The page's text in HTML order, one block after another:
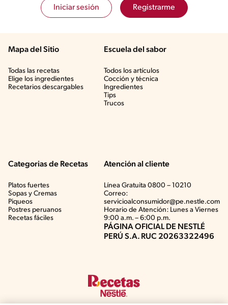
Iniciar sesión Registrarme
Mapa del Sitio
Todas las recetas
Elige los ingredientes
Recetarios descargables
Escuela del sabor
Todos los artículos
Cocción y técnica
Ingredientes
Tips
Trucos
Categorias de Recetas
Platos fuertes
Sopas y Cremas
Piqueos
Postres peruanos
Recetas fáciles
Atención al cliente
Línea Gratuita 0800 – 10210
Correo:
servicioalconsumidor@pe.nestle.com
Horario de Atención: Lunes a Viernes
9:00 a.m. – 6:00 p.m.
PÁGINA OFICIAL DE NESTLÉ
PERÚ S.A. RUC 20263322496